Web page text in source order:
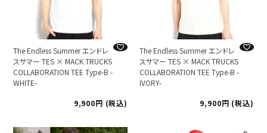
The Endless Summer エンドレ
スサマー TES × MACK TRUCKS
COLLABORATION TEE Type-B -
WHITE-
9,900
税込
The Endless Summer エンドレ
スサマー TES × MACK TRUCKS
COLLABORATION TEE Type-B -
IVORY-
9,900
税込